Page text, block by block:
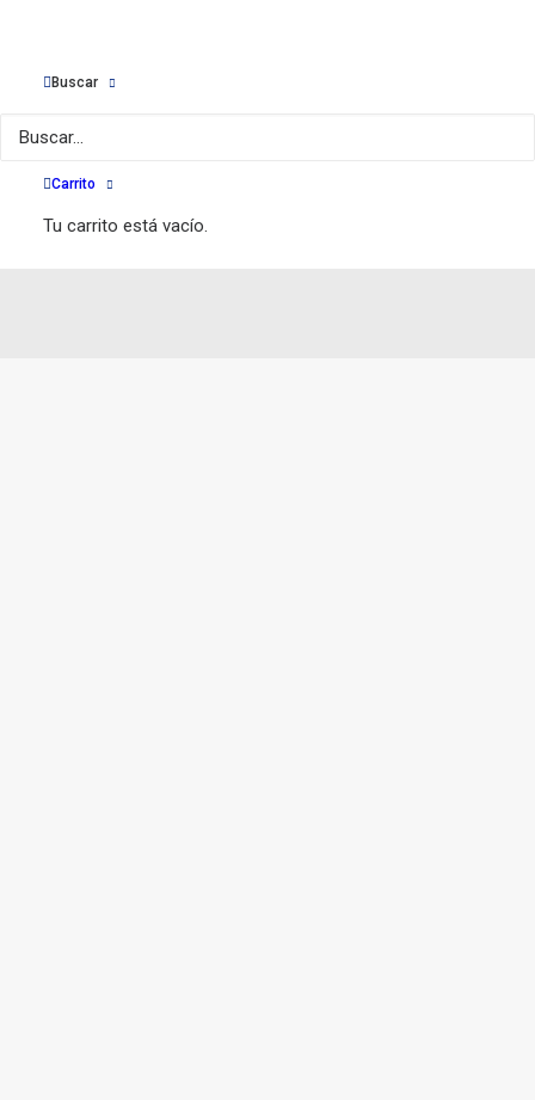
Buscar
Carrito
Tu carrito está vacío.